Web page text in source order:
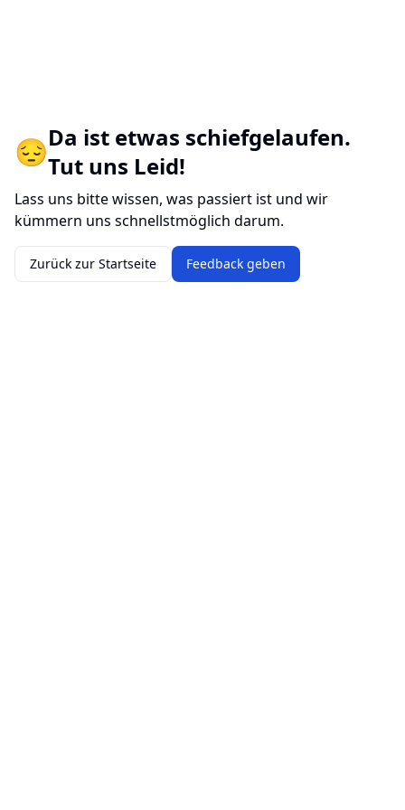
😔Da ist etwas schiefgelaufen.
Tut uns Leid!
Lass uns bitte wissen, was passiert ist und wir
kümmern uns schnellstmöglich darum.
Zurück zur Startseite Feedback geben